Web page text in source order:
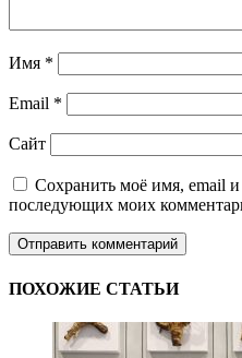
Имя *
Email *
Сайт
Сохранить моё имя, email и
последующих моих
ПОХОЖИЕ СТАТЬИ